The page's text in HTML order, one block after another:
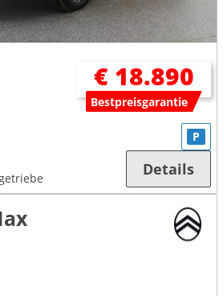
€ 18.890
Bestpreisgarantie
P
Details